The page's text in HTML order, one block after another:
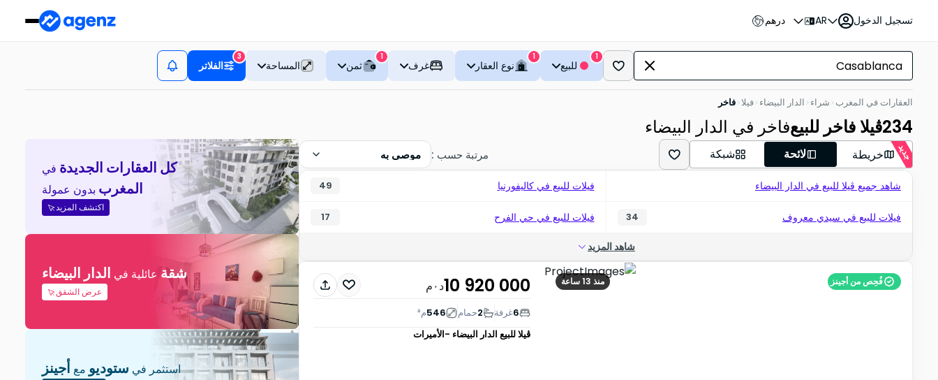
درهم AR تسجيل الدخول
للبيع
1
نوع العقار
1
غرف ثمن
1
المساحة الفلاتر
3
العقارات في المغرب شراء الدار البيضاء فيلا فاخر
234ڤيلا فاخر للبيعفاخر في الدار البيضاء
جديد خريطة لائحة شبكة مرتبة حسب : موصى به
شاهد جميع ڤيلا للبيع في الدار البيضاء فيلات للبيع في كاليفورنيا 49
فيلات للبيع في سيدي معروف 34 فيلات للبيع في حي الفرح 17
شاهد المزيد
منذ 13 ساعة فُحِص من أجينز 10 920 000د٠م
6غرفة 2حمام 546م²
ڤيلا للبيع الدار البيضاء -الأميرات
كل العقارات الجديدة في
المغرب بدون عمولة
اكتشف المزيد
شقة عائلية في الدار البيضاء
عرض الشقق
استثمر في ستوديو مع أجينز